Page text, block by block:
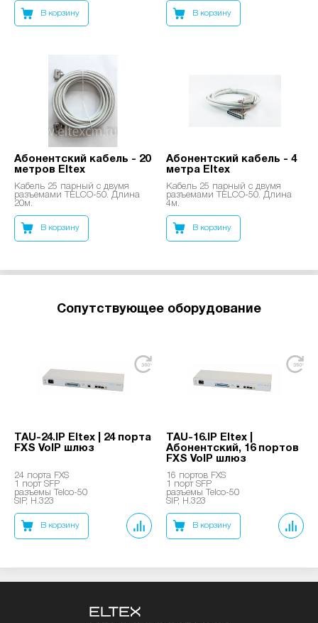
В корзину В корзину
Абонентский кабель - 20
метров Eltex
Кабель 25 парный с двумя
разъемами TELCO-50. Длина
20м.
В корзину
Абонентский кабель - 4
метра Eltex
Кабель 25 парный с двумя
разъемами TELCO-50. Длина
4м.
В корзину
Сопутствующее оборудование
TAU-24.IP Eltex | 24 порта
FXS VoIP шлюз
24 порта FXS
1 порт SFP
разъемы Telco-50
SIP, H.323
В корзину
TAU-16.IP Eltex |
Абонентский, 16 портов
FXS VoIP шлюз
16 портов FXS
1 порт SFP
разъемы Telco-50
SIP, H.323
В корзину